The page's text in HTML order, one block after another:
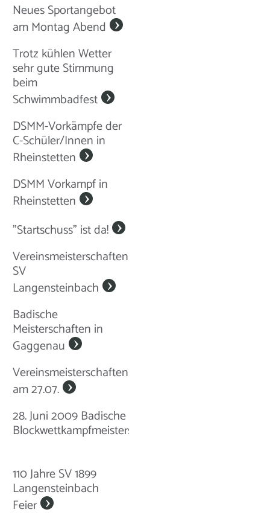
Neues Sportangebot
am Montag Abend
Trotz kühlen Wetter
sehr gute Stimmung
beim
Schwimmbadfest
DSMM-Vorkämpfe der
C-Schüler/Innen in
Rheinstetten
DSMM Vorkampf in
Rheinstetten
"Startschuss" ist da!
Vereinsmeisterschaften
SV
Langensteinbach
Badische
Meisterschaften in
Gaggenau
Vereinsmeisterschaften
am 27.07.
28. Juni 2009 Badische
Blockwettkampfmeisterschaften
110 Jahre SV 1899
Langensteinbach
Feier